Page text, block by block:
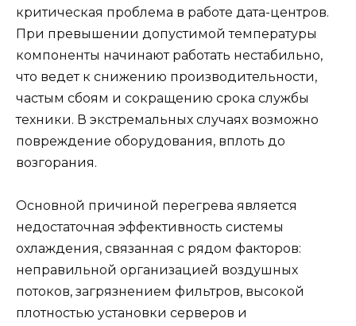
критическая проблема в работе дата-центров.
При превышении допустимой температуры
компоненты начинают работать нестабильно,
что ведет к снижению производительности,
частым сбоям и сокращению срока службы
техники. В экстремальных случаях возможно
повреждение оборудования, вплоть до
возгорания.
Основной причиной перегрева является
недостаточная эффективность системы
охлаждения, связанная с рядом факторов:
неправильной организацией воздушных
потоков, загрязнением фильтров, высокой
плотностью установки серверов и